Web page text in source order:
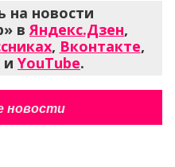
на новости
вЯндекс.Дзен,
, Вконтакте,
и YouTube.
новости